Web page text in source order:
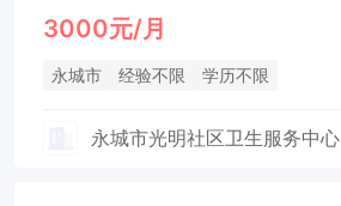
3000元/月
永城市 经验不限 学历不限
永城市光明社区卫生服务中心